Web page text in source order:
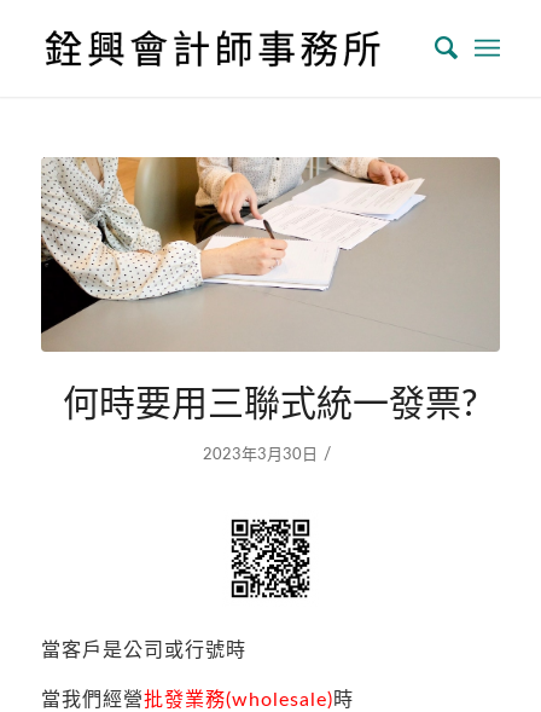
何時要用三聯式統一發票?
2023年3月30日 /
當客戶是公司或行號時
當我們經營批發業務(wholesale)時